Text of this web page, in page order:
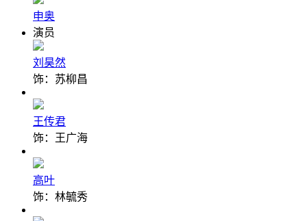
申奥
演员
刘昊然
饰：苏柳昌
王传君
饰：王广海
高叶
饰：林毓秀